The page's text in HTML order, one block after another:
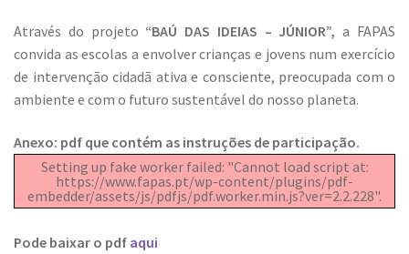
Através do projeto “BAÚ DAS IDEIAS – JÚNIOR”, a FAPAS
convida as escolas a envolver crianças e jovens num exercício
de intervenção cidadã ativa e consciente, preocupada com o
ambiente e com o futuro sustentável do nosso planeta.
Anexo: pdf que contém as instruções de participação.
Setting up fake worker failed: "Cannot load script at:
https://www.fapas.pt/wp-content/plugins/pdf-
embedder/assets/js/pdfjs/pdf.worker.min.js?ver=2.2.228".
Pode baixar o pdf aqui